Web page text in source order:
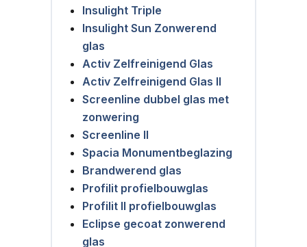
Insulight Triple
Insulight Sun Zonwerend
glas
Activ Zelfreinigend Glas
Activ Zelfreinigend Glas II
Screenline dubbel glas met
zonwering
Screenline II
Spacia Monumentbeglazing
Brandwerend glas
Profilit profielbouwglas
Profilit II profielbouwglas
Eclipse gecoat zonwerend
glas